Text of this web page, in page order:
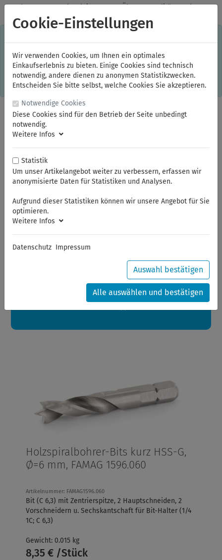
✓Jeden Monat starke Aktionen ✓Über 20 Qualitätsmarken ✓
Kostenlose Lieferung im Inland ab 150,00 Euro Bruttowarenwert
Einkaufserlebnis. Dabei werden beispielsweise die Session-
Informationen oder die Spracheinstellung auf Ihrem Rechner
gespeichert. Ohne Cookies ist der Funktionsumfang des
Online-Shops eingeschränkt. Sind Sie damit nicht
einverstanden, klicken Sie bitte hier.
Sommerferien
Sehr geehrte Kunden,
Ihre Bestellungen in diesem Zeitraum werden ab dem
24.08.2026 verschickt.
Eine schöne Sommerpause
Holzspiralbohrer-Bits kurz HSS-G,
Ø=6 mm, FAMAG 1596.060
Artikelnummer: FAMAG1596.060
Bit (C 6,3) mit Zentrierspitze, 2 Hauptschneiden, 2
Vorschneidern u. Sechskantschaft für Bit-Halter (1/4
1C; C 6,3)
Gewicht: 0.015 kg
8,35 € /Stück
Cookie-Einstellungen
Wir verwenden Cookies, um Ihnen ein optimales
Einkaufserlebnis zu bieten. Einige Cookies sind technisch
notwendig, andere dienen zu anonymen Statistikzwecken.
Entscheiden Sie bitte selbst, welche Cookies Sie akzeptieren.
Notwendige Cookies
Diese Cookies sind für den Betrieb der Seite unbedingt
notwendig.
Weitere Infos
Statistik
Um unser Artikelangebot weiter zu verbessern, erfassen wir
anonymisierte Daten für Statistiken und Analysen.
Aufgrund dieser Statistiken können wir unsere Angebot für Sie
optimieren.
Weitere Infos
Datenschutz Impressum
Auswahl bestätigen
Alle auswählen und bestätigen